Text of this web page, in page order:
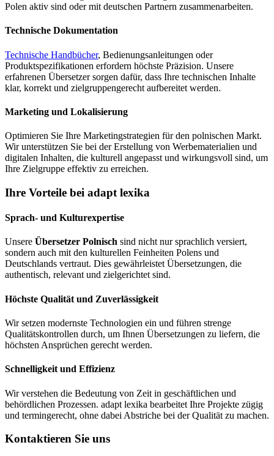
Polen aktiv sind oder mit deutschen Partnern zusammenarbeiten.
Technische Dokumentation
Technische Handbücher, Bedienungsanleitungen oder
Produktspezifikationen erfordern höchste Präzision. Unsere
erfahrenen Übersetzer sorgen dafür, dass Ihre technischen Inhalte
klar, korrekt und zielgruppengerecht aufbereitet werden.
Marketing und Lokalisierung
Optimieren Sie Ihre Marketingstrategien für den polnischen Markt.
Wir unterstützen Sie bei der Erstellung von Werbematerialien und
digitalen Inhalten, die kulturell angepasst und wirkungsvoll sind, um
Ihre Zielgruppe effektiv zu erreichen.
Ihre Vorteile bei adapt lexika
Sprach- und Kulturexpertise
Unsere Übersetzer Polnisch sind nicht nur sprachlich versiert,
sondern auch mit den kulturellen Feinheiten Polens und
Deutschlands vertraut. Dies gewährleistet Übersetzungen, die
authentisch, relevant und zielgerichtet sind.
Höchste Qualität und Zuverlässigkeit
Wir setzen modernste Technologien ein und führen strenge
Qualitätskontrollen durch, um Ihnen Übersetzungen zu liefern, die
höchsten Ansprüchen gerecht werden.
Schnelligkeit und Effizienz
Wir verstehen die Bedeutung von Zeit in geschäftlichen und
behördlichen Prozessen. adapt lexika bearbeitet Ihre Projekte zügig
und termingerecht, ohne dabei Abstriche bei der Qualität zu machen.
Kontaktieren Sie uns